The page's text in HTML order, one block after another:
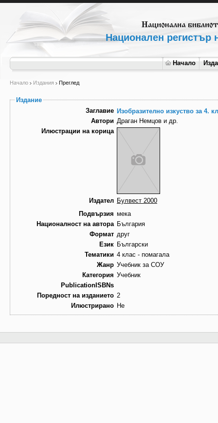
Национален регистър
Начало
Начало Издания Преглед
Издание
Заглавие Изобразително изкуство за 4.
Автори Драган Немцов и др.
Илюстрации на корица
Издател Булвест 2000
Подвързия мека
Националност на автора България
Формат друг
Език Български
Тематики 4 клас - помагала
Жанр Учебник за СОУ
Категория Учебник
PublicationISBNs
Поредност на изданието 2
Илюстрирано Не